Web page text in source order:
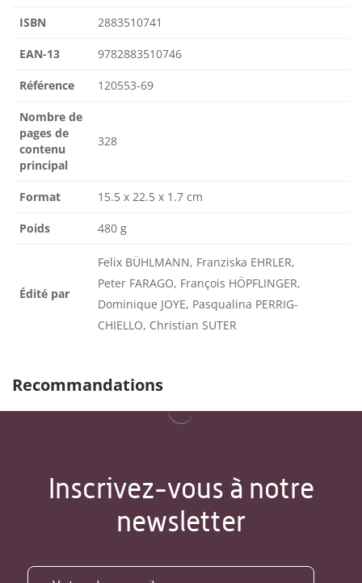
ISBN 2883510741
EAN-13 9782883510746
Référence 120553-69
Nombre de
pages de
contenu
principal
328
Format 15.5 x 22.5 x 1.7 cm
Poids 480 g
Édité par
Felix BÜHLMANN, Franziska EHRLER,
Peter FARAGO, François HÖPFLINGER,
Dominique JOYE, Pasqualina PERRIG-
CHIELLO, Christian SUTER
Recommandations
Inscrivez-vous à notre
newsletter